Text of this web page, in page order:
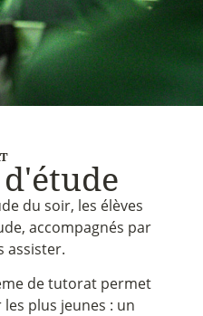
d'étude
du soir, les élèves
accompagnés par
assister.
de tutorat permet
plus jeunes : un